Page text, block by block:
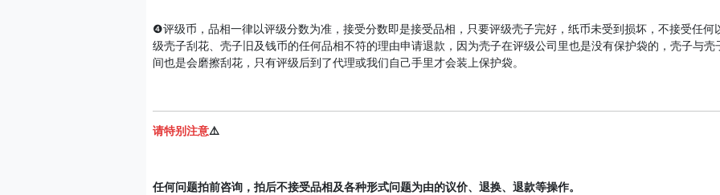
❹评级币，品相一律以评级分数为准，接受分数即是接受品相，只要评级壳子完好，纸币未受到损坏，不接受任何
级壳子刮花、壳子旧及钱币的任何品相不符的理由申请退款，因为壳子在评级公司里也是没有保护袋的，壳子与壳
间也是会磨擦刮花，只有评级后到了代理或我们自己手里才会装上保护袋。
请特别注意⚠️
任何问题拍前咨询，拍后不接受品相及各种形式问题为由的议价、退换、退款等操作。